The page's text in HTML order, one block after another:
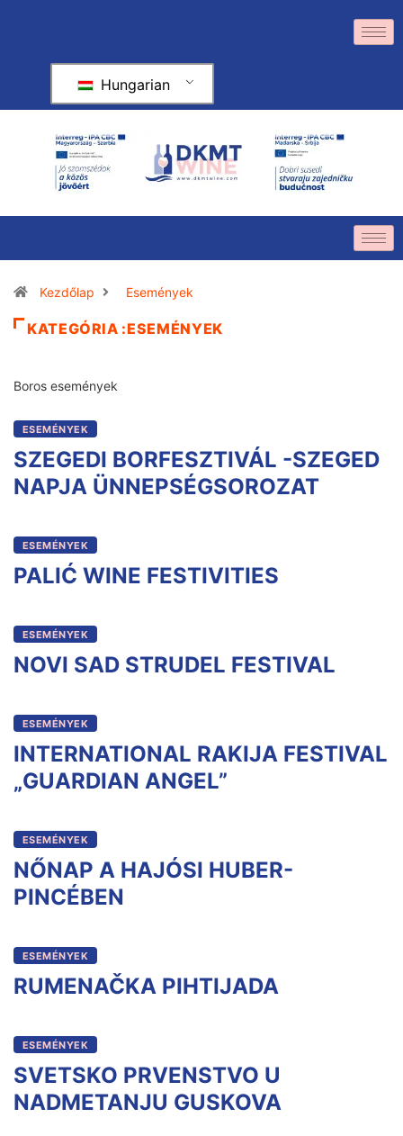
Hungarian
Kezdőlap Események
KATEGÓRIA :ESEMÉNYEK
Boros események
ESEMÉNYEK
SZEGEDI BORFESZTIVÁL -SZEGED
NAPJA ÜNNEPSÉGSOROZAT
ESEMÉNYEK
PALIĆ WINE FESTIVITIES
ESEMÉNYEK
NOVI SAD STRUDEL FESTIVAL
ESEMÉNYEK
INTERNATIONAL RAKIJA FESTIVAL
„GUARDIAN ANGEL”
ESEMÉNYEK
NŐNAP A HAJÓSI HUBER-
PINCÉBEN
ESEMÉNYEK
RUMENAČKA PIHTIJADA
ESEMÉNYEK
SVETSKO PRVENSTVO U
NADMETANJU GUSKOVA